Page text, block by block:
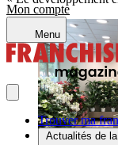
Mon compte
Menu
Trouver ma
Actualités de